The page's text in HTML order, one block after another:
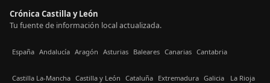
Crónica Castilla y León
Tu fuente de información local actualizada.
España Andalucía Aragón Asturias Baleares Canarias Cantabria
Castilla La-Mancha Castilla y León Cataluña Extremadura Galicia La Rioja